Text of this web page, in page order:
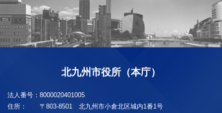
北九州市役所（本庁）
法人番号： 8000020401005
住所：
〒803-8501 北九州市小倉北区城内1番1号